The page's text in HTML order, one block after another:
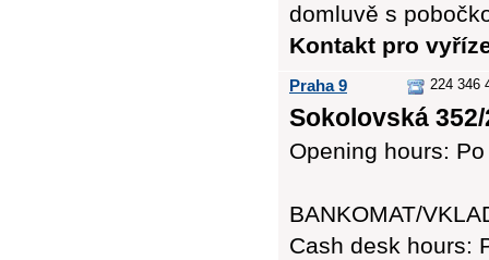
domluvě s
Kontakt pro
Praha 9 224 346
Sokolovská 352/
Opening hours:
BANKOMAT/
Cash desk hours: